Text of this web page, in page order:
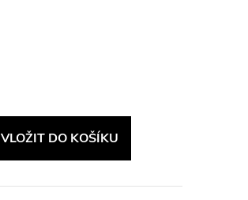
VLOŽIT DO KOŠÍKU